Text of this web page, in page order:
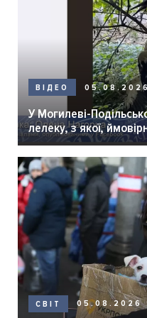
ВІДЕО
У Могилеві-
лелеку, з якої,
СВІТ 05.08.2026